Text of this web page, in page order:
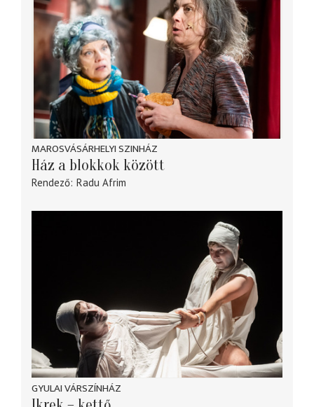
MAROSVÁSÁRHELYI SZINHÁZ
Ház a blokkok között
Rendező Radu Afrim
GYULAI VÁRSZÍNHÁZ